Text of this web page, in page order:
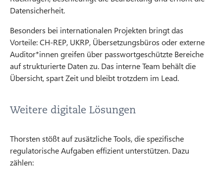
Datensicherheit.
Besonders bei internationalen Projekten bringt das
Vorteile: CH-REP, UKRP, Übersetzungsbüros oder externe
Auditor*innen greifen über passwortgeschützte Bereiche
auf strukturierte Daten zu. Das interne Team behält die
Übersicht, spart Zeit und bleibt trotzdem im Lead.
Weitere digitale Lösungen
Thorsten stößt auf zusätzliche Tools, die spezifische
regulatorische Aufgaben effizient unterstützen. Dazu
zählen: